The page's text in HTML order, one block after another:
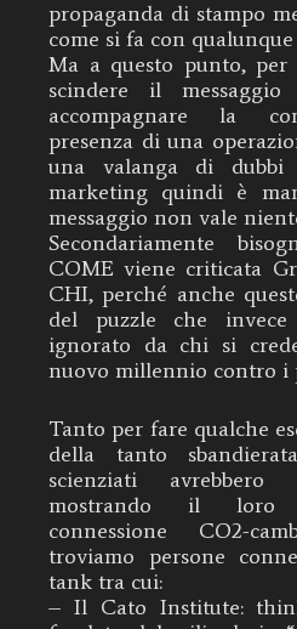
propaganda di stampo
come si fa con
Ma a questo punto, per
scindere il
accompagnare la
presenza di una
una valanga di
marketing quindi è
messaggio non vale
Secondariamente
COME viene criticata
CHI, perché anche
del puzzle che invece
ignorato da chi si
nuovo millennio contro i
Tanto per fare qualche
della tanto
scienziati avrebbero
mostrando il loro
connessione CO2-
troviamo persone
tank tra cui:
– Il Cato Institute: